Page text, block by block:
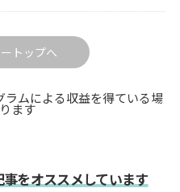
トップへ
ムによる収益を得ている場
ます
をオススメしています